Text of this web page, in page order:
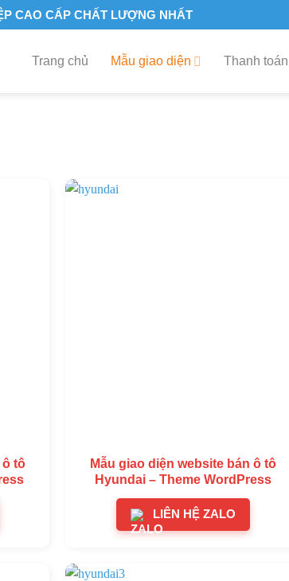
CAO CẤP CHẤT LƯỢNG NHẤT
Trang chủ Mẫu giao diện Thanh toán
ô tô
Mẫu giao diện website bán ô tô
Hyundai – Theme WordPress
LIÊN HỆ ZALO